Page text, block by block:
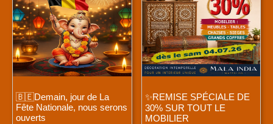
🇧🇪Demain, jour de La
Fête Nationale, nous serons
ouverts
✨REMISE SPÉCIALE DE
30% SUR TOUT LE
MOBILIER